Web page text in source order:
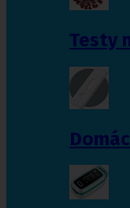
Testy